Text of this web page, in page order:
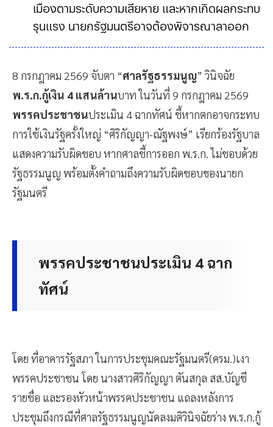
เมืองตามระดับความเสียหาย และหากเกิดผลกระทบ
รุนแรง นายกรัฐมนตรีอาจต้องพิจารณาลาออก
8 กรกฎาคม 2569 จับตา “ศาลรัฐธรรมนูญ” วินิจฉัย
พ.ร.ก.กู้เงิน 4 แสนล้านบาท ในวันที่ 9 กรกฎาคม 2569
พรรคประชาชนประเมิน 4 ฉากทัศน์ ชี้หากตกอาจกระทบ
การใช้เงินรัฐครั้งใหญ่ “ศิริกัญญา-ณัฐพงษ์” เรียกร้องรัฐบาล
แสดงความรับผิดชอบ หากศาลชี้การออก พ.ร.ก. ไม่ชอบด้วย
รัฐธรรมนูญ พร้อมตั้งคำถามถึงความรับผิดชอบของนายก
รัฐมนตรี
พรรคประชาชนประเมิน 4 ฉาก
ทัศน์
โดย ที่อาคารรัฐสภา ในการประชุมคณะรัฐมนตรี(ครม.)เงา
พรรคประชาชน โดย นางสาวศิริกัญญา ตันสกุล สส.บัญชี
รายชื่อ และรองหัวหน้าพรรคประชาชน แถลงหลังการ
ประชุมถึงกรณีที่ศาลรัฐธรรมนูญนัดลงมติวินิจฉัยร่าง พ.ร.ก.กู้